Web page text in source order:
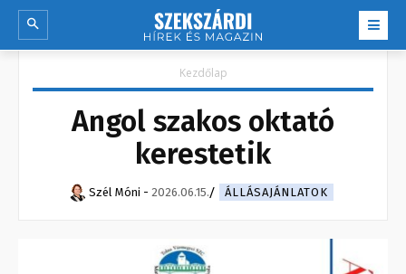
Kezdőlap
Angol szakos oktató
kerestetik
Szél Móni - 2026.06.15. ÁLLÁSAJÁNLATOK